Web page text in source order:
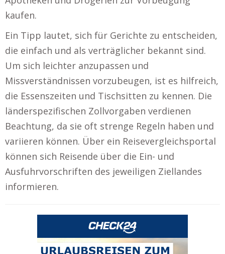
kaufen.
Ein Tipp lautet, sich für Gerichte zu entscheiden,
die einfach und als verträglicher bekannt sind.
Um sich leichter anzupassen und
Missverständnissen vorzubeugen, ist es hilfreich,
die Essenszeiten und Tischsitten zu kennen. Die
länderspezifischen Zollvorgaben verdienen
Beachtung, da sie oft strenge Regeln haben und
variieren können. Über ein Reisevergleichsportal
können sich Reisende über die Ein- und
Ausfuhrvorschriften des jeweiligen Ziellandes
informieren.